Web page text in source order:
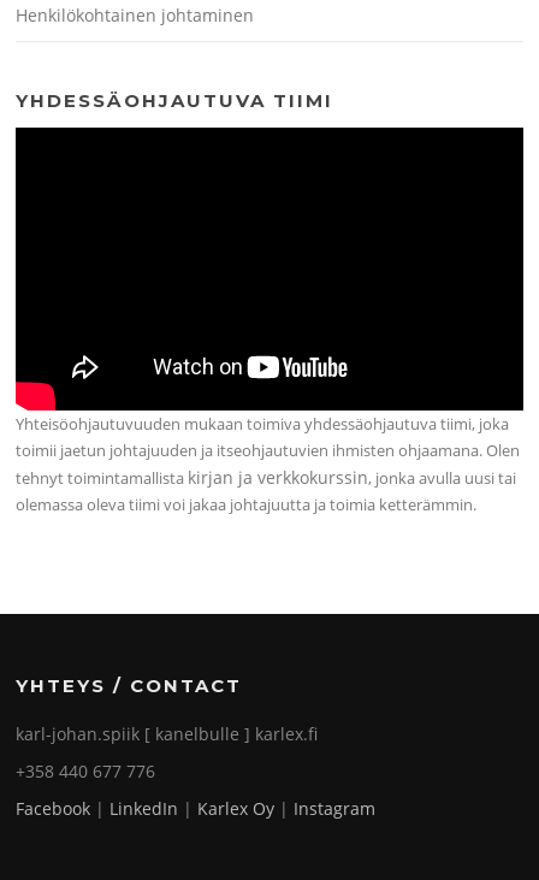
Henkilökohtainen johtaminen
YHDESSÄOHJAUTUVA TIIMI
Yhteisöohjautuvuuden mukaan toimiva yhdessäohjautuva tiimi, joka
toimii jaetun johtajuuden ja itseohjautuvien ihmisten ohjaamana. Olen
tehnyt toimintamallista kirjan ja verkkokurssin, jonka avulla uusi tai
olemassa oleva tiimi voi jakaa johtajuutta ja toimia ketterämmin.
YHTEYS / CONTACT
karl-johan.spiik [ kanelbulle ] karlex.fi
+358 440 677 776
Facebook | LinkedIn | Karlex Oy | Instagram